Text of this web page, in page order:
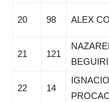
20 98 ALEX
21 121
22 14
IGNACIO